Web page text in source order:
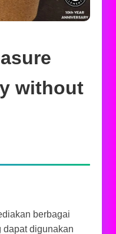
without
berbagai
dapat digunakan